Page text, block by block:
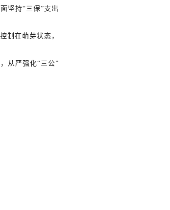
坚持“三保”支出
制在萌芽状态，
从严强化“三公”